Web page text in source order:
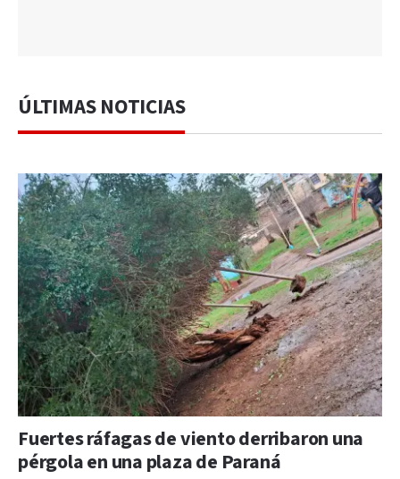
ÚLTIMAS NOTICIAS
Fuertes ráfagas de viento derribaron una
pérgola en una plaza de Paraná